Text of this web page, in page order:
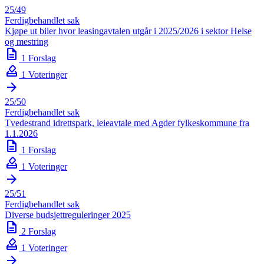
25/49
Ferdigbehandlet sak
Kjøpe ut biler hvor leasingavtalen utgår i 2025/2026 i sektor Helse
og mestring
description 1 Forslag
how_to_vote 1 Voteringer
arrow_forward
25/50
Ferdigbehandlet sak
Tvedestrand idrettspark, leieavtale med Agder fylkeskommune fra
1.1.2026
description 1 Forslag
how_to_vote 1 Voteringer
arrow_forward
25/51
Ferdigbehandlet sak
Diverse budsjettreguleringer 2025
description 2 Forslag
how_to_vote 1 Voteringer
arrow_forward